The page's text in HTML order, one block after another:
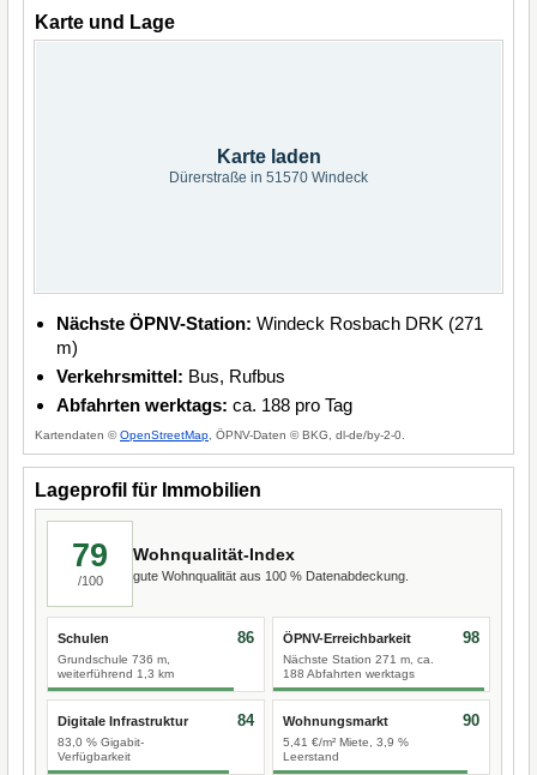
Karte und Lage
Karte laden
Dürerstraße in 51570 Windeck
Nächste ÖPNV-Station: Windeck Rosbach DRK (271
m)
Verkehrsmittel: Bus, Rufbus
Abfahrten werktags: ca. 188 pro Tag
Kartendaten ©OpenStreetMap , ÖPNV-Daten © BKG, dl-de/by-2-0.
Lageprofil für Immobilien
79
/100
Wohnqualität-Index
gute Wohnqualität aus 100 % Datenabdeckung.
Schulen
Grundschule 736 m,
weiterführend 1,3 km
86 ÖPNV-Erreichbarkeit
Nächste Station 271 m, ca.
188 Abfahrten werktags
98
Digitale Infrastruktur
83,0 % Gigabit-
Verfügbarkeit
84 Wohnungsmarkt
5,41 €/m² Miete, 3,9 %
Leerstand
90